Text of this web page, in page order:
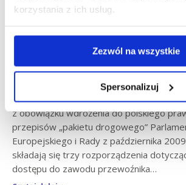
korzystania z ich usług.
Zezwól na wszystkie
Spersonalizuj
Aktualności Marcin Szmandra
wdrążają do polskiego prawa regulacje
z którymi czas pracy przedsiębiorców
nie będzie mógł przekroczyć 48 godzin
Nowelizacja ustawy o transporcie
z obowiązku wdrożenia do polskiego
przepisów „pakietu drogowego”
Europejskiego i Rady z października
składają się trzy rozporządzenia
dostępu do zawodu przewoźnika…